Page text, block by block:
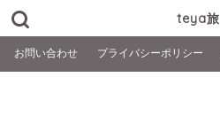
teya旅
お問い合わせ プライバシーポリシー